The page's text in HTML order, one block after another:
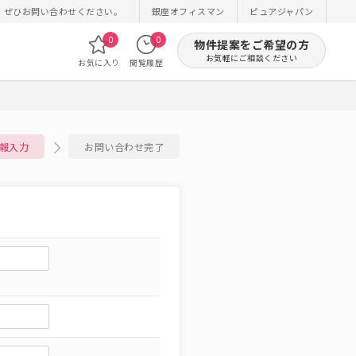
ひお問い合わせください。 銀座オフィスマン ピュアジャパン
お気に入り
0
閲覧履歴
0 物件提案をご希望の方
お気軽にご相談ください
入力 お問い合わせ完了